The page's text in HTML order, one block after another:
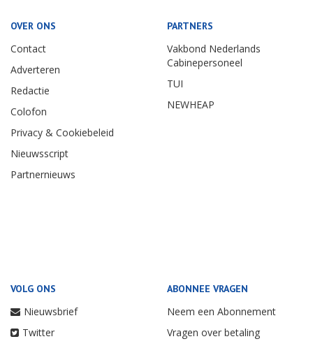
OVER ONS
Contact
Adverteren
Redactie
Colofon
Privacy & Cookiebeleid
Nieuwsscript
Partnernieuws
PARTNERS
Vakbond Nederlands
Cabinepersoneel
TUI
NEWHEAP
VOLG ONS
Nieuwsbrief
Twitter
ABONNEE VRAGEN
Neem een Abonnement
Vragen over betaling